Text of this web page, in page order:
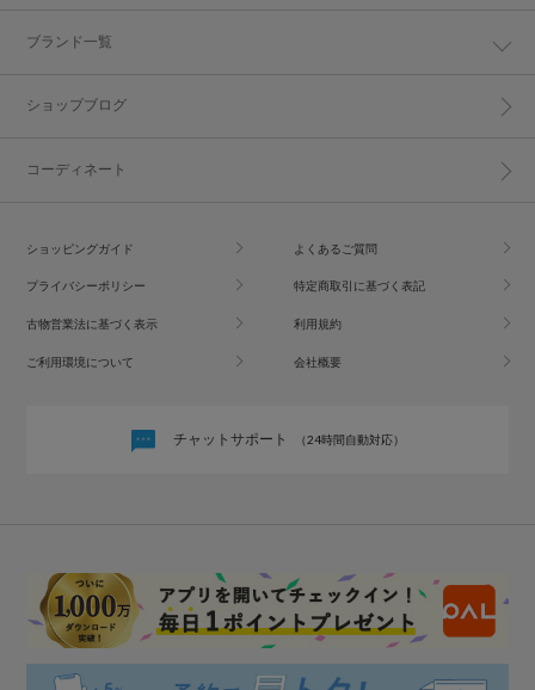
ブランド一覧
ショップブログ
コーディネート
ショッピングガイド よくあるご質問
プライバシーポリシー 特定商取引に基づく表記
古物営業法に基づく表示 利用規約
ご利用環境について 会社概要
チャットサポート （24時間自動対応）